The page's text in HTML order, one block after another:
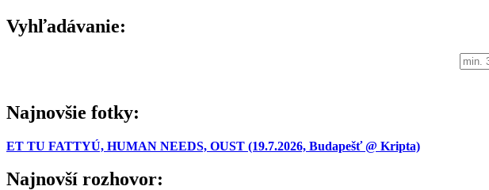
Vyhľadávanie:
Najnovšie fotky:
ET TU FATTYÚ, HUMAN NEEDS, OUST (19.7.2026, Budapešť @ Kripta)
Najnovší rozhovor: